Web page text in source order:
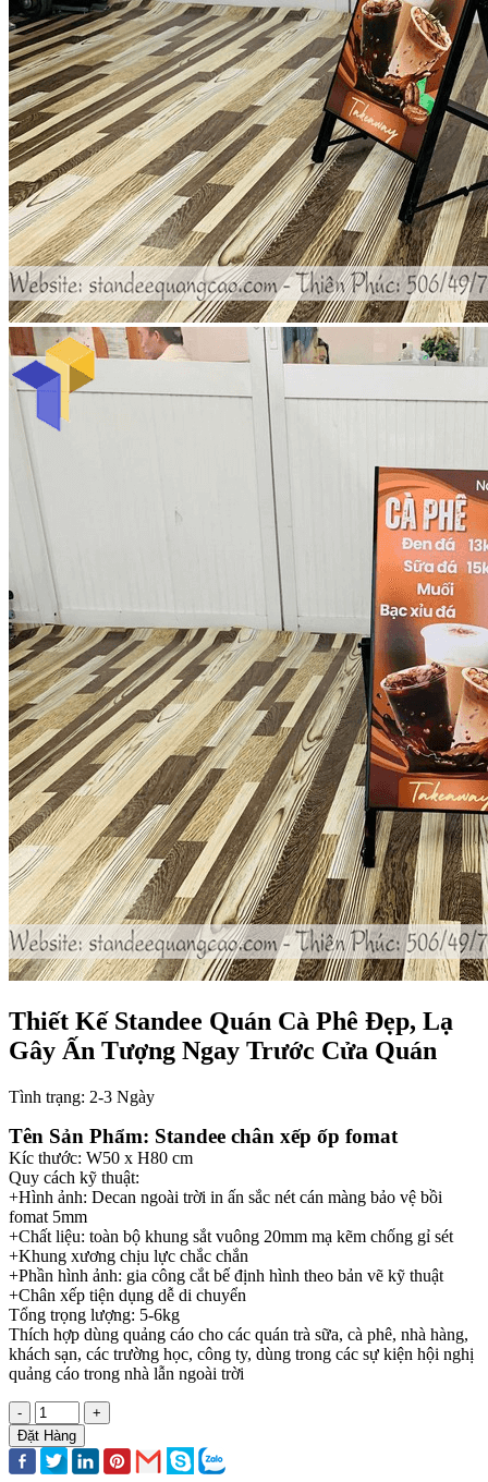
Thiết Kế Standee Quán Cà Phê Đẹp, Lạ
Gây Ấn Tượng Ngay Trước Cửa Quán
Tình trạng: 2-3 Ngày
Tên Sản Phẩm: Standee chân xếp ốp fomat
Kíc thước: W50 x H80 cm
Quy cách kỹ thuật:
+Hình ảnh: Decan ngoài trời in ấn sắc nét cán màng bảo vệ bồi
fomat 5mm
+Chất liệu: toàn bộ khung sắt vuông 20mm mạ kẽm chống gỉ sét
+Khung xương chịu lực chắc chắn
+Phần hình ảnh: gia công cắt bế định hình theo bản vẽ kỹ thuật
+Chân xếp tiện dụng dễ di chuyển
Tổng trọng lượng: 5-6kg
Thích hợp dùng quảng cáo cho các quán trà sữa, cà phê, nhà hàng,
khách sạn, các trường học, công ty, dùng trong các sự kiện hội nghị
quảng cáo trong nhà lẫn ngoài trời
-
+
Đặt Hàng